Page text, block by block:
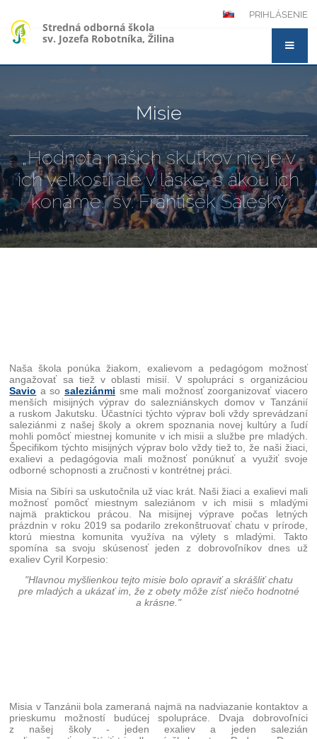
PRIHLÁSENIE
Stredná odborná škola
sv. Jozefa Robotníka, Žilina
Misie
„Hodnota našich skutkov nie je v
ich veľkosti ale v láske, s akou ich
konáme.“ sv. František Saleský
Naša škola ponúka žiakom, exalievom a pedagógom možnosť
angažovať sa tiež v oblasti misií. V spolupráci s organizáciou
Savio a so saleziánmi sme mali možnosť zoorganizovať viacero
menších misijných výprav do salezniánskych domov v Tanzánií
a ruskom Jakutsku. Účastníci týchto výprav boli vždy sprevádzaní
saleziánmi z našej školy a okrem spoznania novej kultúry a ľudí
mohli pomôcť miestnej komunite v ich misii a službe pre mladých.
Špecifikom týchto misijných výprav bolo vždy tiež to, že naši žiaci,
exalievi a pedagógovia mali možnosť ponúknuť a využiť svoje
odborné schopnosti a zručnosti v kontrétnej práci.
Misia na Sibíri sa uskutočnila už viac krát. Naši žiaci a exalievi mali
možnosť pomôcť miestnym saleziánom v ich misii s mladými
najmä praktickou prácou. Na misijnej výprave počas letných
prázdnin v roku 2019 sa podarilo zrekonštruovať chatu v prírode,
ktorú miestna komunita využíva na výlety s mladými. Takto
spomína sa svoju skúsenosť jeden z dobrovoľníkov dnes už
exaliev Cyril Korpesio:
"Hlavnou myšlienkou tejto misie bolo opraviť a skrášliť chatu
pre mladých a ukázať im, že z obety môže zísť niečo hodnotné
a krásne."
Misia v Tanzánii bola zameraná najmä na nadviazanie kontaktov a
prieskumu možností budúcej spolupráce. Dvaja dobrovoľníci
z našej školy - jeden exaliev a jeden salezián